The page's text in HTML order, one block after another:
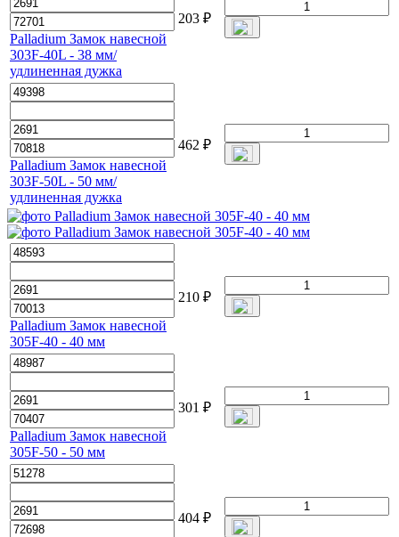
Palladium Замок навесной
303F-40L - 38 мм/
удлиненная дужка
203 ₽
Palladium Замок навесной
303F-50L - 50 мм/
удлиненная дужка
462 ₽
Palladium Замок навесной
305F-40 - 40 мм
210 ₽
Palladium Замок навесной
305F-50 - 50 мм
301 ₽
404 ₽